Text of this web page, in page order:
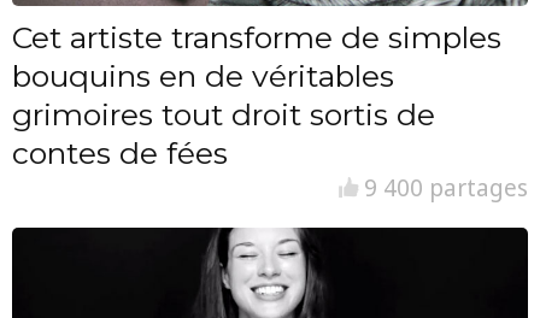
Cet artiste transforme de simples
bouquins en de véritables
grimoires tout droit sortis de
contes de fées
9 400 partages